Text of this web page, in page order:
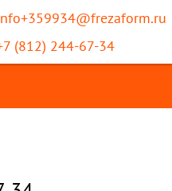
(812) 244-67-34